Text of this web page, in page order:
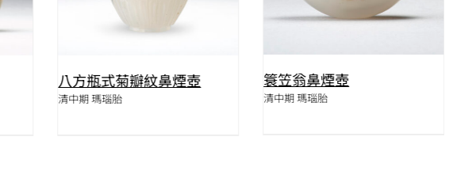
八方瓶式菊瓣紋鼻煙壺
清中期 瑪瑙胎
簑笠翁鼻煙壺
清中期 瑪瑙胎